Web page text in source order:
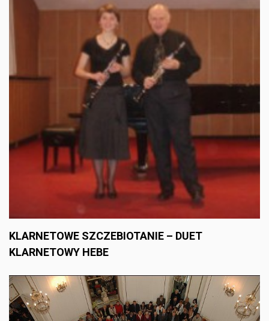
KLARNETOWE SZCZEBIOTANIE – DUET
KLARNETOWY HEBE